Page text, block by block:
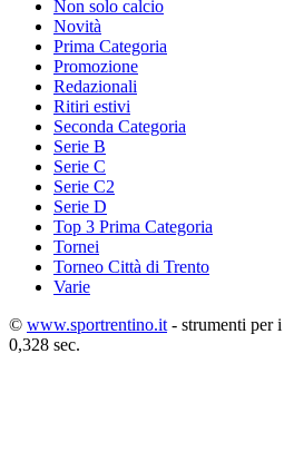
Non solo calcio
Novità
Prima Categoria
Promozione
Redazionali
Ritiri estivi
Seconda Categoria
Serie B
Serie C
Serie C2
Serie D
Top 3 Prima Categoria
Tornei
Torneo Città di Trento
Varie
© www.sportrentino.it - strumenti per
0,328 sec.